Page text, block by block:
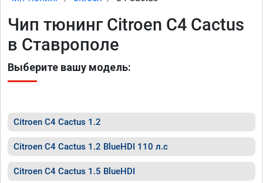
Чип тюнинг Citroen C4 Cactus
в Ставрополе
Выберите вашу модель:
Citroen C4 Cactus 1.2
Citroen C4 Cactus 1.2 BlueHDI 110 л.с
Citroen C4 Cactus 1.5 BlueHDI